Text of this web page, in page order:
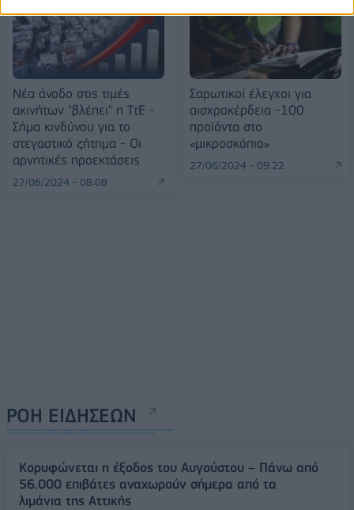
Νέα άνοδο στις τιμές
ακινήτων "βλέπει" η ΤτΕ -
Σήμα κινδύνου για το
στεγαστικό ζήτημα - Οι
αρνητικές προεκτάσεις
27/06/2024 - 08:08
Σαρωτικοί έλεγχοι για
αισχροκέρδεια -100
προϊόντα στο
«μικροσκόπιο»
27/06/2024 - 09:22
ΡΟΗ ΕΙΔΗΣΕΩΝ
Κορυφώνεται η έξοδος του Αυγούστου – Πάνω από
56.000 επιβάτες αναχωρούν σήμερα από τα
λιμάνια της Αττικής